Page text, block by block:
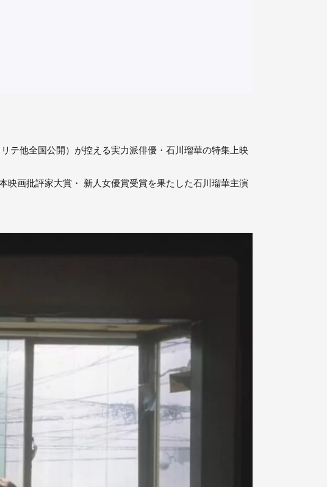
テ他全国公開）が控える実力派俳優・石川瑠華の特集上映
映画批評家大賞・ 新人女優賞受賞を果たした石川瑠華主演